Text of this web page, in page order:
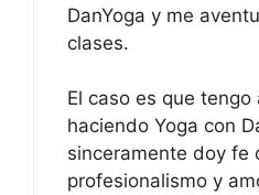
DanYoga y me
clases.
El caso es que tengo
haciendo Yoga con
sinceramente doy fe
profesionalismo y